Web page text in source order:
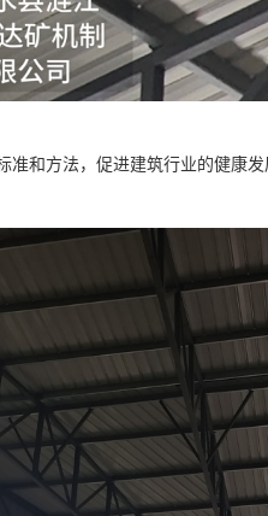
准和方法，促进建筑行业的健康